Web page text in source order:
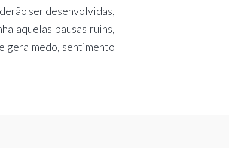
ser desenvolvidas,
aquelas pausas ruins,
gera medo, sentimento